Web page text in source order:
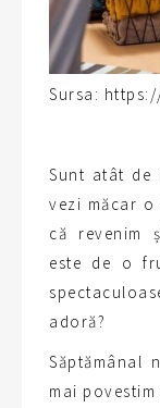
Sursa:
Sunt atât de
vezi măcar
că revenim
este de o
adoră?
Săptămânal
mai